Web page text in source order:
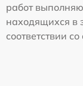
работ
находящихся в
соответствии